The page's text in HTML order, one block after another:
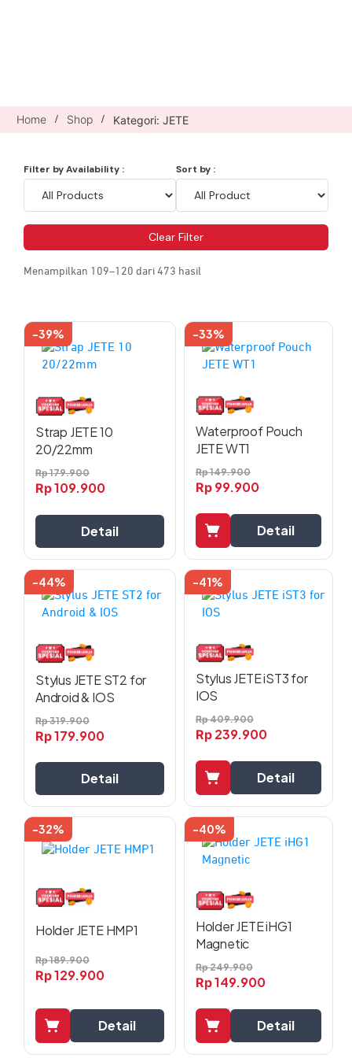
Home / Shop / Kategori: JETE
Filter by Availability : Sort by :
Clear Filter
Menampilkan 109–120 dari 473 hasil
-39%
Strap JETE 10
20/22mm
Rp179.900
Rp109.900
Produk
ini
beberapa
varian.
Pilihan
ini
diambil
di
halaman
Detail
-33%
Waterproof Pouch
JETE WT1
Rp149.900
Rp99.900
Detail
-44%
Stylus JETE ST2 for
Android & IOS
Rp319.900
Rp179.900
Produk
ini
beberapa
varian.
Pilihan
ini
diambil
di
halaman
Detail
-41%
Stylus JETE iST3 for
IOS
Rp409.900
Rp239.900
Detail
-32%
Holder JETE HMP1
Rp189.900
Rp129.900
Detail
-40%
Holder JETE iHG1
Magnetic
Rp249.900
Rp149.900
Detail